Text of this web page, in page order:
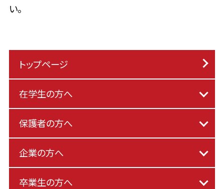
い。
トップページ
在学生の方へ
保護者の方へ
企業の方へ
卒業生の方へ